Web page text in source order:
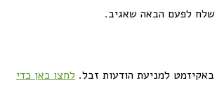
לפעם הבאה שאגיב.
למניעת הודעות זבל. לחצו כאן כדי